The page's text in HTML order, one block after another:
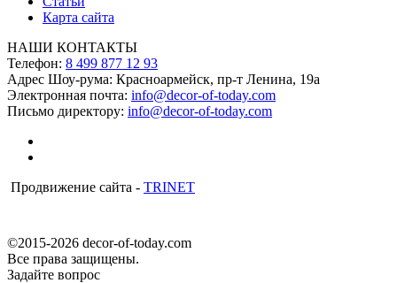
Карта сайта
НАШИ КОНТАКТЫ
Телефон: 8 499 877 12 93
Адрес Шоу-рума: Красноармейск, пр-т Ленина, 19а
Электронная почта: info@decor-of-today.com
Письмо директору: info@decor-of-today.com
Продвижение сайта - TRINET
©2015-2026 decor-of-today.com
Все права защищены.
Задайте вопрос